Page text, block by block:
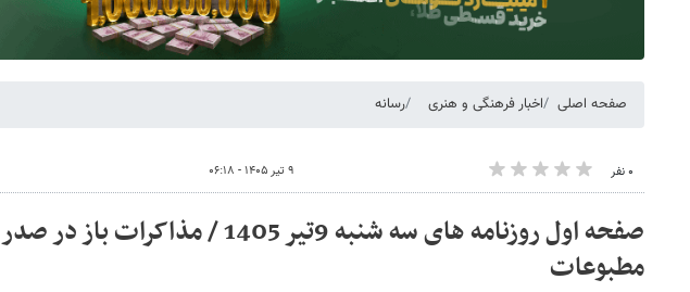
صفحه اصلی اخبار فرهنگی و هنری رسانه
۰ نفر ۹ تیر ۱۴۰۵ - ۰۶:۱۸
صفحه اول روزنامه های سه شنبه 9تیر 1405 / مذاکرات باز در صدر
مطبوعات